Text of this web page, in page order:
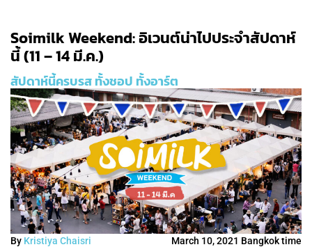
Soimilk Weekend: อิเวนต์น่าไปประจำสัปดาห์
นี้ (11 – 14 มี.ค.)
สัปดาห์นี้ครบรส ทั้งชอป ทั้งอาร์ต
By Kristiya Chaisri March 10, 2021 Bangkok time